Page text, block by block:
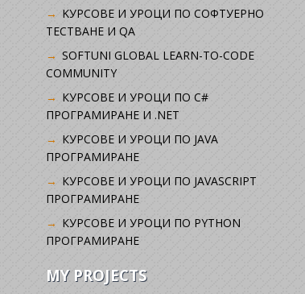
KУРСОВЕ И УРОЦИ ПО СОФТУЕРНО
ТЕСТВАНЕ И QA
SOFTUNI GLOBAL LEARN-TO-CODE
COMMUNITY
КУРСОВЕ И УРОЦИ ПО C#
ПРОГРАМИРАНЕ И .NET
КУРСОВЕ И УРОЦИ ПО JAVA
ПРОГРАМИРАНЕ
КУРСОВЕ И УРОЦИ ПО JAVASCRIPT
ПРОГРАМИРАНЕ
КУРСОВЕ И УРОЦИ ПО PYTHON
ПРОГРАМИРАНЕ
MY PROJECTS